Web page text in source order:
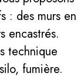
: des murs en
encastrés.
technique
fumière.